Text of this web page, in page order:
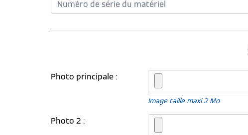
Photo principale :
Image taille maxi 2 Mo
Photo 2 :